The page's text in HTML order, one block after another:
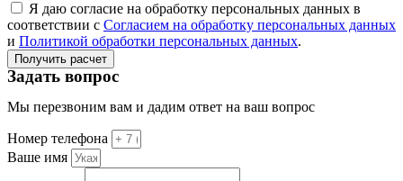
Я даю согласие на обработку персональных данных в
соответствии с Согласием на обработку персональных данных
и Политикой обработки персональных данных.
Получить расчет
Задать вопрос
Мы перезвоним вам и дадим ответ на ваш вопрос
Номер телефона
Ваше имя